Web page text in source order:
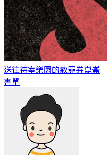
送往待宰樂園的赦罪券崑崙
書單